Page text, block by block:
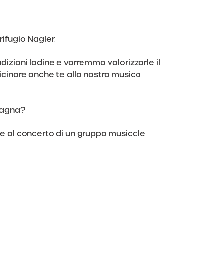
Nagler.
ladine e vorremmo valorizzarle il
anche te alla nostra musica
al concerto di un gruppo musicale